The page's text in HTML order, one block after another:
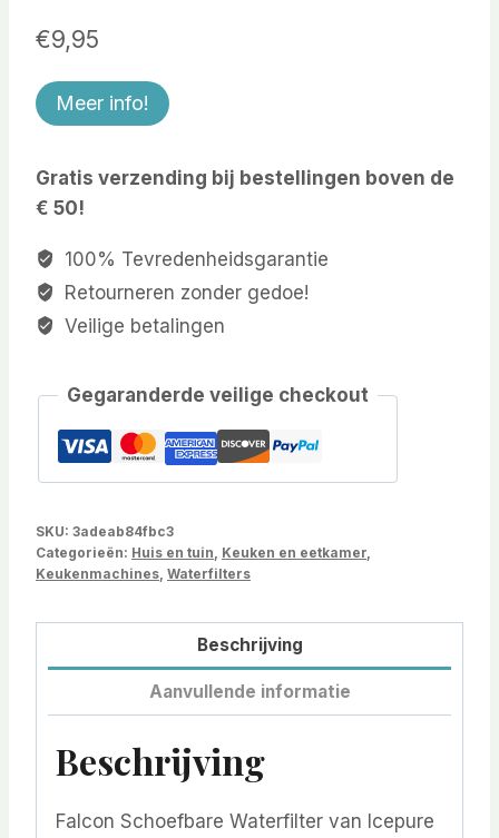
€9,95
Meer info!
Gratis verzending bij bestellingen boven de
€ 50!
100% Tevredenheidsgarantie
Retourneren zonder gedoe!
Veilige betalingen
Gegaranderde veilige checkout
SKU: 3adeab84fbc3
Categorieën: Huis en tuin Keuken en eetkamer
Keukenmachines Waterfilters
Beschrijving
Aanvullende informatie
Beschrijving
Falcon Schoefbare Waterfilter van Icepure